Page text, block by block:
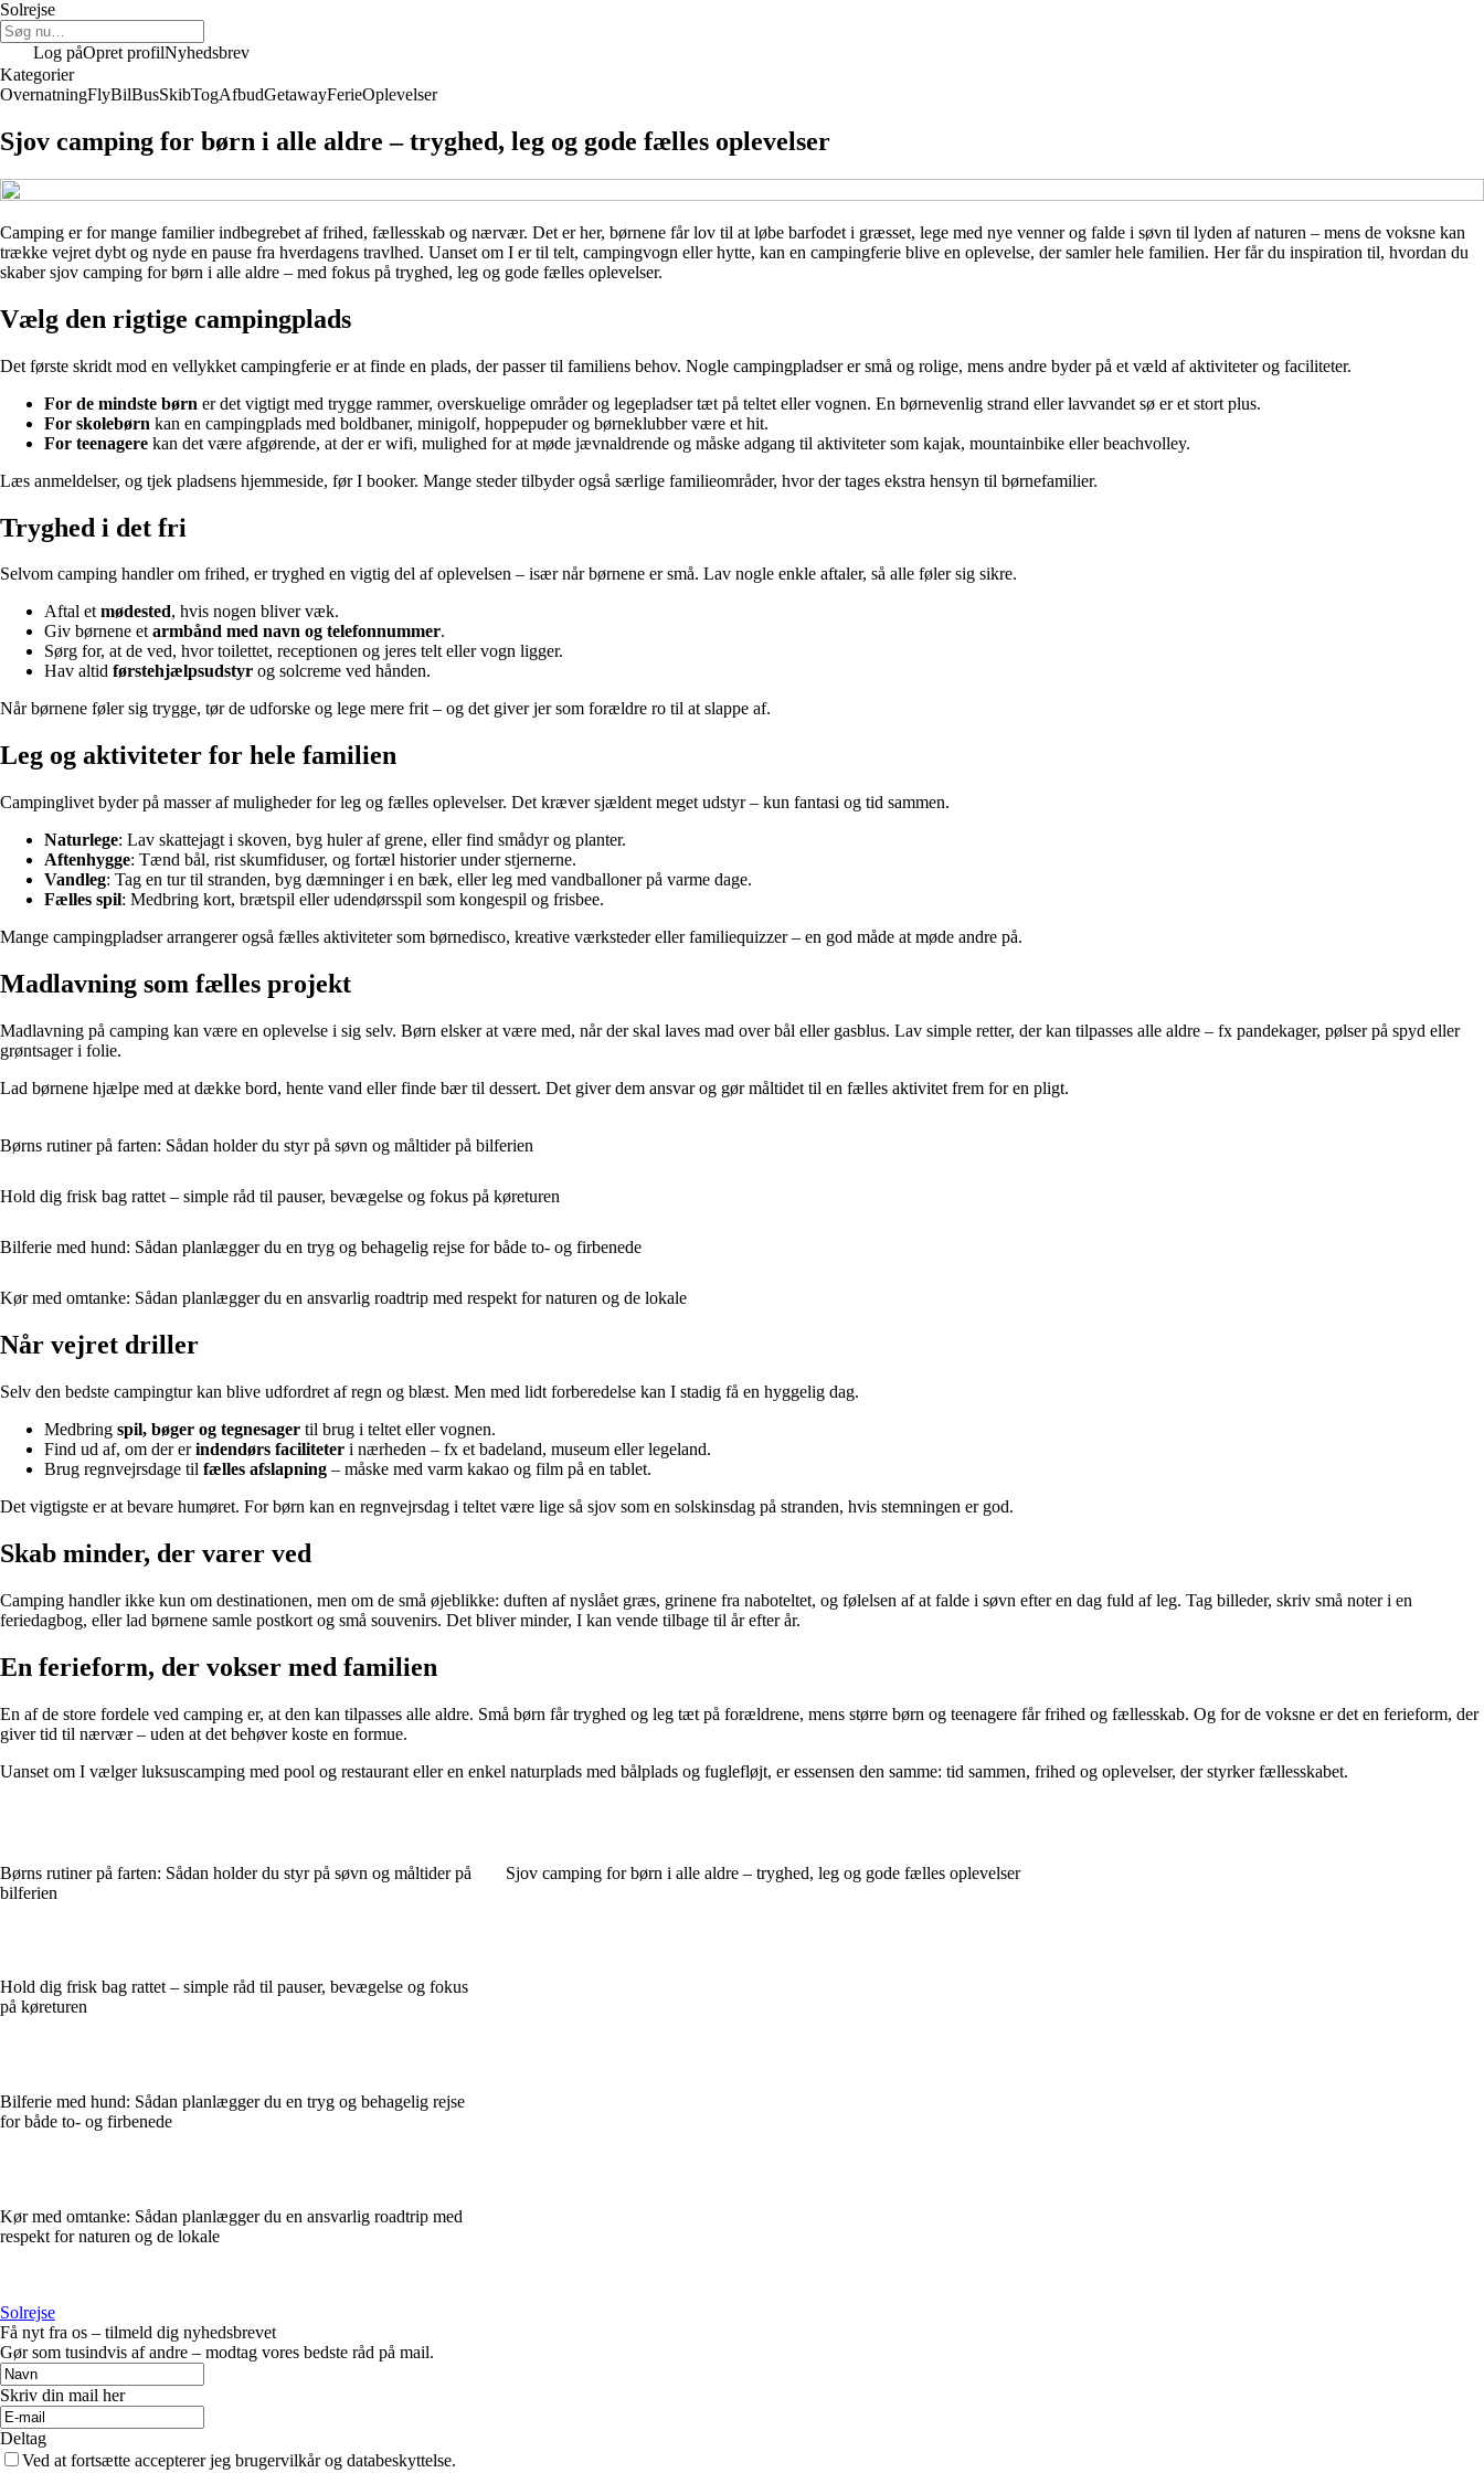
Solrejse
Log påOpret profilNyhedsbrev
Kategorier
OvernatningFlyBilBusSkibTogAfbudGetawayFerieOplevelser
Sjov camping for børn i alle aldre – tryghed, leg og gode fælles oplevelser
Camping er for mange familier indbegrebet af frihed, fællesskab og nærvær. Det er her, børnene får lov til at løbe barfodet i græsset, lege med nye venner og falde i søvn til lyden af naturen – mens de voksne kan
trække vejret dybt og nyde en pause fra hverdagens travlhed. Uanset om I er til telt, campingvogn eller hytte, kan en campingferie blive en oplevelse, der samler hele familien. Her får du inspiration til, hvordan du
skaber sjov camping for børn i alle aldre – med fokus på tryghed, leg og gode fælles oplevelser.
Vælg den rigtige campingplads
Det første skridt mod en vellykket campingferie er at finde en plads, der passer til familiens behov. Nogle campingpladser er små og rolige, mens andre byder på et væld af aktiviteter og faciliteter.
For de mindste børn er det vigtigt med trygge rammer, overskuelige områder og legepladser tæt på teltet eller vognen. En børnevenlig strand eller lavvandet sø er et stort plus.
For skolebørn kan en campingplads med boldbaner, minigolf, hoppepuder og børneklubber være et hit.
For teenagere kan det være afgørende, at der er wifi, mulighed for at møde jævnaldrende og måske adgang til aktiviteter som kajak, mountainbike eller beachvolley.
Læs anmeldelser, og tjek pladsens hjemmeside, før I booker. Mange steder tilbyder også særlige familieområder, hvor der tages ekstra hensyn til børnefamilier.
Tryghed i det fri
Selvom camping handler om frihed, er tryghed en vigtig del af oplevelsen – især når børnene er små. Lav nogle enkle aftaler, så alle føler sig sikre.
Aftal etmødested, hvis nogen bliver væk.
Giv børnene etarmbånd med navn og telefonnummer.
Sørg for, at de ved, hvor toilettet, receptionen og jeres telt eller vogn ligger.
Hav altid førstehjælpsudstyr og solcreme ved hånden.
Når børnene føler sig trygge, tør de udforske og lege mere frit – og det giver jer som forældre ro til at slappe af.
Leg og aktiviteter for hele familien
Campinglivet byder på masser af muligheder for leg og fælles oplevelser. Det kræver sjældent meget udstyr – kun fantasi og tid sammen.
Naturlege: Lav skattejagt i skoven, byg huler af grene, eller find smådyr og planter.
Aftenhygge: Tænd bål, rist skumfiduser, og fortæl historier under stjernerne.
Vandleg: Tag en tur til stranden, byg dæmninger i en bæk, eller leg med vandballoner på varme dage.
Fælles spil: Medbring kort, brætspil eller udendørsspil som kongespil og frisbee.
Mange campingpladser arrangerer også fælles aktiviteter som børnedisco, kreative værksteder eller familiequizzer – en god måde at møde andre på.
Madlavning som fælles projekt
Madlavning på camping kan være en oplevelse i sig selv. Børn elsker at være med, når der skal laves mad over bål eller gasblus. Lav simple retter, der kan tilpasses alle aldre – fx pandekager, pølser på spyd eller
grøntsager i folie.
Lad børnene hjælpe med at dække bord, hente vand eller finde bær til dessert. Det giver dem ansvar og gør måltidet til en fælles aktivitet frem for en pligt.
Børns rutiner på farten: Sådan holder du styr på søvn og måltider på bilferien
Hold dig frisk bag rattet – simple råd til pauser, bevægelse og fokus på køreturen
Bilferie med hund: Sådan planlægger du en tryg og behagelig rejse for både to- og firbenede
Kør med omtanke: Sådan planlægger du en ansvarlig roadtrip med respekt for naturen og de lokale
Når vejret driller
Selv den bedste campingtur kan blive udfordret af regn og blæst. Men med lidt forberedelse kan I stadig få en hyggelig dag.
Medbring spil, bøger og tegnesager til brug i teltet eller vognen.
Find ud af, om der erindendørs faciliteter i nærheden – fx et badeland, museum eller legeland.
Brug regnvejrsdage til fælles afslapning – måske med varm kakao og film på en tablet.
Det vigtigste er at bevare humøret. For børn kan en regnvejrsdag i teltet være lige så sjov som en solskinsdag på stranden, hvis stemningen er god.
Skab minder, der varer ved
Camping handler ikke kun om destinationen, men om de små øjeblikke: duften af nyslået græs, grinene fra naboteltet, og følelsen af at falde i søvn efter en dag fuld af leg. Tag billeder, skriv små noter i en
feriedagbog, eller lad børnene samle postkort og små souvenirs. Det bliver minder, I kan vende tilbage til år efter år.
En ferieform, der vokser med familien
En af de store fordele ved camping er, at den kan tilpasses alle aldre. Små børn får tryghed og leg tæt på forældrene, mens større børn og teenagere får frihed og fællesskab. Og for de voksne er det en ferieform, der
giver tid til nærvær – uden at det behøver koste en formue.
Uanset om I vælger luksuscamping med pool og restaurant eller en enkel naturplads med bålplads og fuglefløjt, er essensen den samme: tid sammen, frihed og oplevelser, der styrker fællesskabet.
Børns rutiner på farten: Sådan holder du styr på søvn og måltider på
bilferien
Hold dig frisk bag rattet – simple råd til pauser, bevægelse og fokus
på køreturen
Bilferie med hund: Sådan planlægger du en tryg og behagelig rejse
for både to- og firbenede
Kør med omtanke: Sådan planlægger du en ansvarlig roadtrip med
respekt for naturen og de lokale
Sjov camping for børn i alle aldre – tryghed, leg og gode fælles oplevelser
Solrejse
Få nyt fra os – tilmeld dig nyhedsbrevet
Gør som tusindvis af andre – modtag vores bedste råd på mail.
Skriv din mail her
Deltag
Ved at fortsætte accepterer jeg brugervilkår og databeskyttelse.